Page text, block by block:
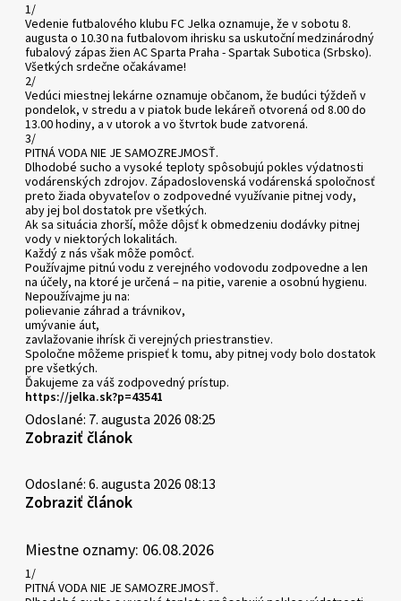
1/
Vedenie futbalového klubu FC Jelka oznamuje, že v sobotu 8.
augusta o 10.30 na futbalovom ihrisku sa uskutoční medzinárodný
fubalový zápas žien AC Sparta Praha - Spartak Subotica (Srbsko).
Všetkých srdečne očakávame!
2/
Vedúci miestnej lekárne oznamuje občanom, že budúci týždeň v
pondelok, v stredu a v piatok bude lekáreň otvorená od 8.00 do
13.00 hodiny, a v utorok a vo štvrtok bude zatvorená.
3/
PITNÁ VODA NIE JE SAMOZREJMOSŤ.
Dlhodobé sucho a vysoké teploty spôsobujú pokles výdatnosti
vodárenských zdrojov. Západoslovenská vodárenská spoločnosť
preto žiada obyvateľov o zodpovedné využívanie pitnej vody,
aby jej bol dostatok pre všetkých.
Ak sa situácia zhorší, môže dôjsť k obmedzeniu dodávky pitnej
vody v niektorých lokalitách.
Každý z nás však môže pomôcť.
Používajme pitnú vodu z verejného vodovodu zodpovedne a len
na účely, na ktoré je určená – na pitie, varenie a osobnú hygienu.
Nepoužívajme ju na:
polievanie záhrad a trávnikov,
umývanie áut,
zavlažovanie ihrísk či verejných priestranstiev.
Spoločne môžeme prispieť k tomu, aby pitnej vody bolo dostatok
pre všetkých.
Ďakujeme za váš zodpovedný prístup.
https://jelka.sk?p=43541
Odoslané: 7. augusta 2026 08:25
Zobraziť článok
Odoslané: 6. augusta 2026 08:13
Zobraziť článok
Miestne oznamy: 06.08.2026
1/
PITNÁ VODA NIE JE SAMOZREJMOSŤ.